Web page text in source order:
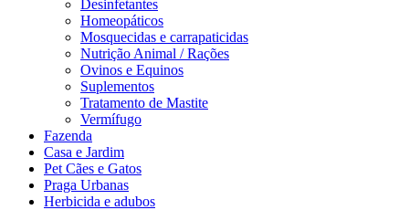
Desinfetantes
Homeopáticos
Mosquecidas e carrapaticidas
Nutrição Animal / Rações
Ovinos e Equinos
Suplementos
Tratamento de Mastite
Vermífugo
Fazenda
Casa e Jardim
Pet Cães e Gatos
Praga Urbanas
Herbicida e adubos